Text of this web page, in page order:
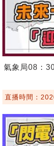
氣象局08：
直播時間：